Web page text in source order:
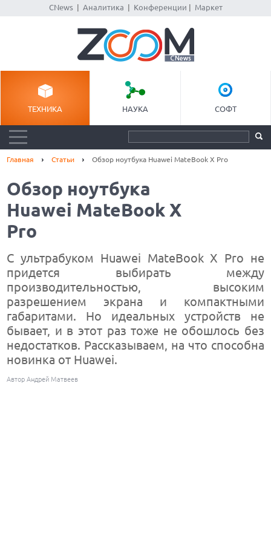
CNews| Аналитика Конференции Маркет
ТЕХНИКА НАУКА СОФТ
Главная Статьи Обзор ноутбука Huawei MateBook X Pro
Обзор ноутбука
Huawei MateBook X
Pro
С ультрабуком Huawei MateBook X Pro не
придется выбирать между
производительностью, высоким
разрешением экрана и компактными
габаритами. Но идеальных устройств не
бывает, и в этот раз тоже не обошлось без
недостатков. Рассказываем, на что способна
новинка от Huawei.
Автор Андрей Матвеев